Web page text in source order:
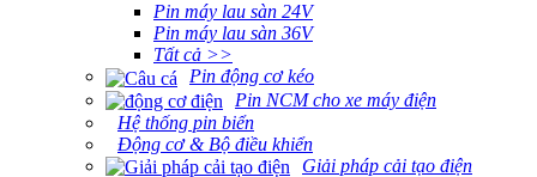
Pin máy lau sàn 24V
Pin máy lau sàn 36V
Tất cả >>
Pin động cơ kéo
Pin NCM cho xe máy điện
Hệ thống pin biển
Động cơ & Bộ điều khiển
Giải pháp cải tạo điện